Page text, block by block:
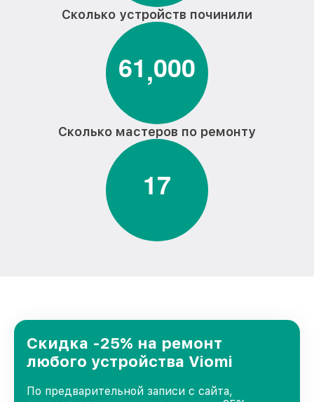
Сколько устройств починили
61,000
Сколько мастеров по ремонту
17
Скидка -25% на ремонт
любого устройства Viomi
По предварительной записи с сайта,